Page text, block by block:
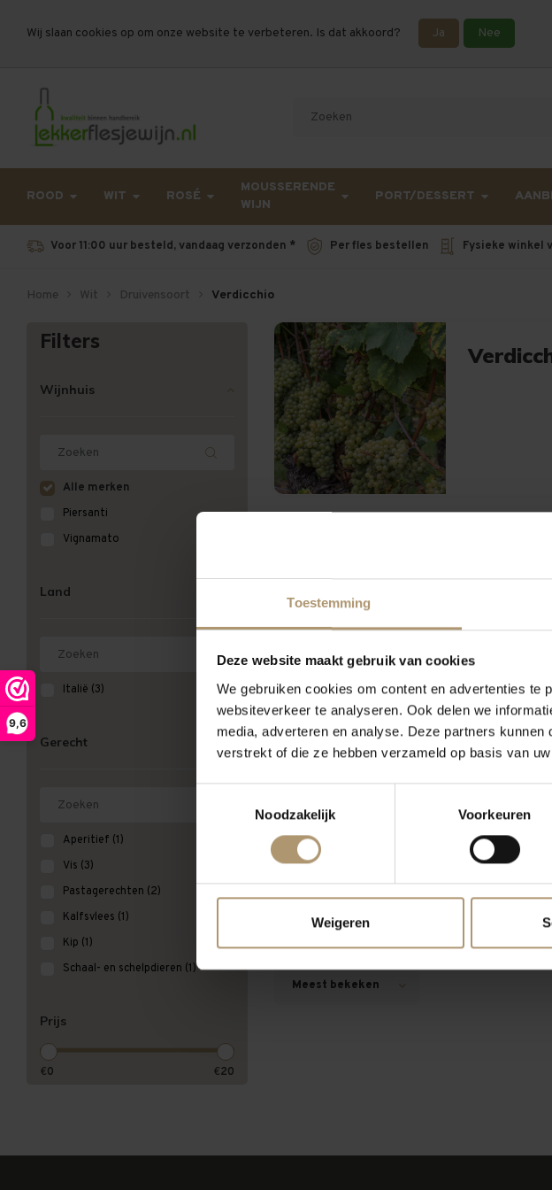
9,6
Toestemming
Deze website maakt gebruik van cookies
We gebruiken cookies om content en advertenties te
websiteverkeer te analyseren. Ook delen we
media, adverteren en analyse. Deze partners
verstrekt of die ze hebben verzameld op basis van
Noodzakelijk
Voorkeuren
Weigeren
Wij slaan cookies op om onze website te verbeteren. Is dat akkoord? Ja Nee
Let op, vanwege drukte bij PostNL kan uw bestelling langer onderweg
ROOD WIT ROSÉ
MOUSSERENDE
WIJN
PORT/DESSERT
Voor 11:00 uur besteld, vandaag verzonden * Per fles bestellen Fysieke winkel
Home Wit Druivensoort Verdicchio
Filters
Wijnhuis
Alle merken
Piersanti
Vignamato
Land
Italië (3)
Gerecht
Aperitief (1)
Vis (3)
Pastagerechten (2)
Kalfsvlees (1)
Kip (1)
Schaal- en schelpdieren (1)
Prijs
€0 €20
Castelli di Jesi Classico
€10,25
Meest bekeken